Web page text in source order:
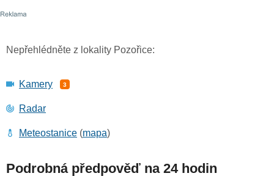
Nepřehlédněte z lokality Pozořice:
Kamery 3
Radar
Meteostanice (mapa)
Podrobná předpověď na 24 hodin